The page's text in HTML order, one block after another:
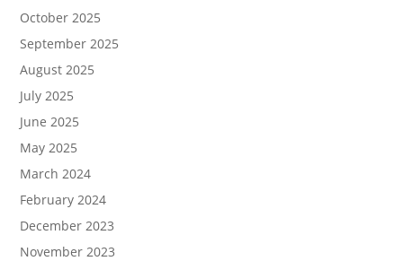
October 2025
September 2025
August 2025
July 2025
June 2025
May 2025
March 2024
February 2024
December 2023
November 2023